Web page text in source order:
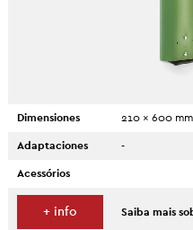
Dimensiones 210 x 600 mm
Adaptaciones -
Acessórios
+ info Saiba mais